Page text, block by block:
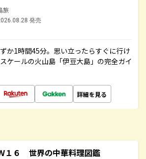
旅
発売
か1時間45分。思い立ったらすぐに行け
ケールの火山島「伊豆大島」の完全ガイ
詳細を見る
１６ 世界の中華料理図鑑